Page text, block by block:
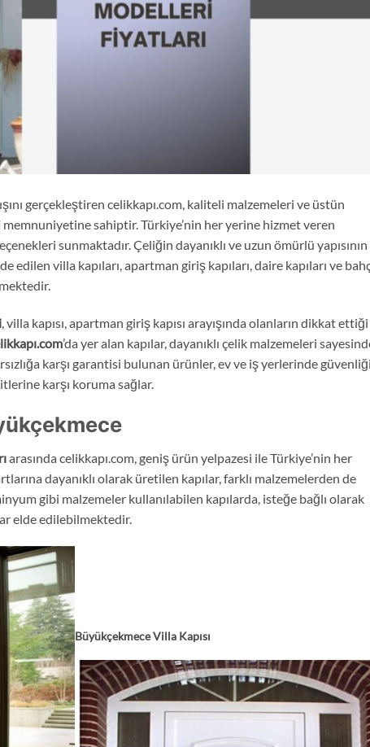
gerçekleştiren celikkapı.com, kaliteli malzemeleri ve üstün
sahiptir. Türkiye’nin her yerine hizmet veren
sunmaktadır. Çeliğin dayanıklı ve uzun ömürlü yapısının
villa kapıları, apartman giriş kapıları, daire kapıları ve
, villa kapısı, apartman giriş kapısı arayışında olanların dikkat ettiği
’da yer alan kapılar, dayanıklı çelik malzemeleri
karşı garantisi bulunan ürünler, ev ve iş yerlerinde
karşı koruma sağlar.
arasında celikkapı.com, geniş ürün yelpazesi ile Türkiye’nin her
dayanıklı olarak üretilen kapılar, farklı malzemelerden de
gibi malzemeler kullanılabilen kapılarda, isteğe bağlı olarak
elde edilebilmektedir.
BüyükçekmeceVilla Kapısı